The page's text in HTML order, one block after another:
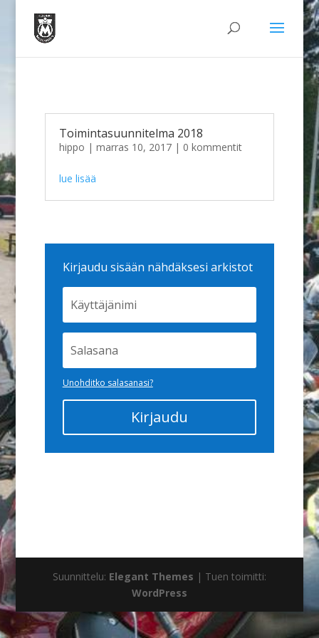
Toimintasuunnitelma 2018
hippo | marras 10, 2017| 0 kommentit
lue lisää
Kirjaudu sisään nähdäksesi arkistot
Unohditko salasanasi?
Kirjaudu
Suunnittelu: Elegant Themes | Tuen toimitti:
WordPress